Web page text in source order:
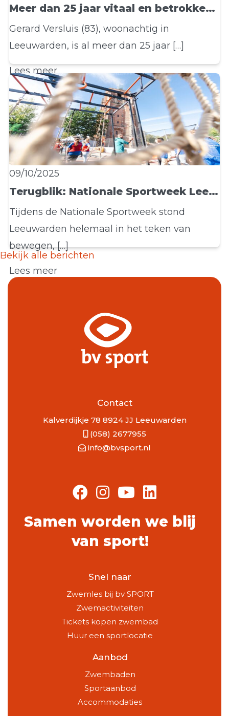
Meer dan 25 jaar vitaal en betrokken: het verhaal van meneer Versluis
Gerard Versluis (83), woonachtig in
Leeuwarden, is al meer dan 25 jaar […]
Lees meer
09/10/2025
Terugblik: Nationale Sportweek Leeuwarden
Tijdens de Nationale Sportweek stond
Leeuwarden helemaal in het teken van
bewegen, […]
Lees meer
Bekijk alle berichten
Contact
Kalverdijkje 78 8924 JJ Leeuwarden
(058) 2677955
info@bvsport.nl
Samen worden we blij
van sport!
Snel naar
Zwemles bij bv SPORT
Zwemactiviteiten
Tickets kopen zwembad
Huur een sportlocatie
Aanbod
Zwembaden
Sportaanbod
Accommodaties